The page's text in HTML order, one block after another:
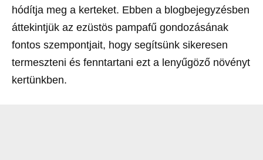
hódítja meg a kerteket. Ebben a blogbejegyzésben
áttekintjük az ezüstös pampafű gondozásának
fontos szempontjait, hogy segítsünk sikeresen
termeszteni és fenntartani ezt a lenyűgöző növényt
kertünkben.